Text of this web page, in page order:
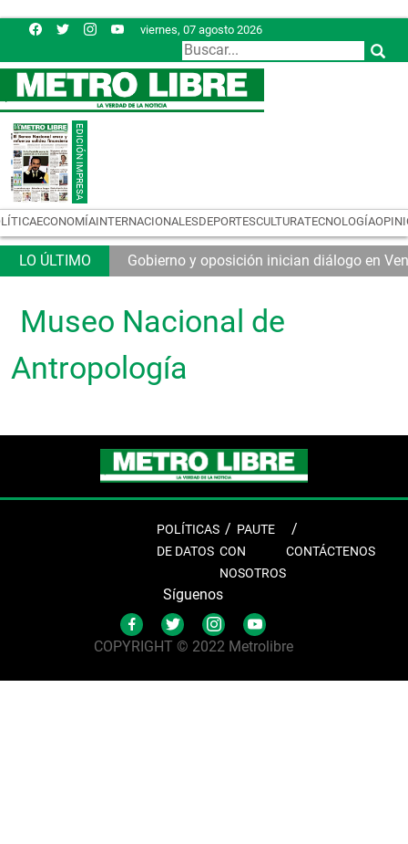
viernes, 07 agosto 2026
ECONOMÍAINTERNACIONALESDEPORTESCULTURATECNOLOGÍA
Gobierno y oposición inician diálogo en
Museo Nacional de
Antropología
POLÍTICAS
DE DATOS
PAUTE
CON
NOSOTROS
CONTÁCTENOS
Síguenos
COPYRIGHT © 2022 Metrolibre